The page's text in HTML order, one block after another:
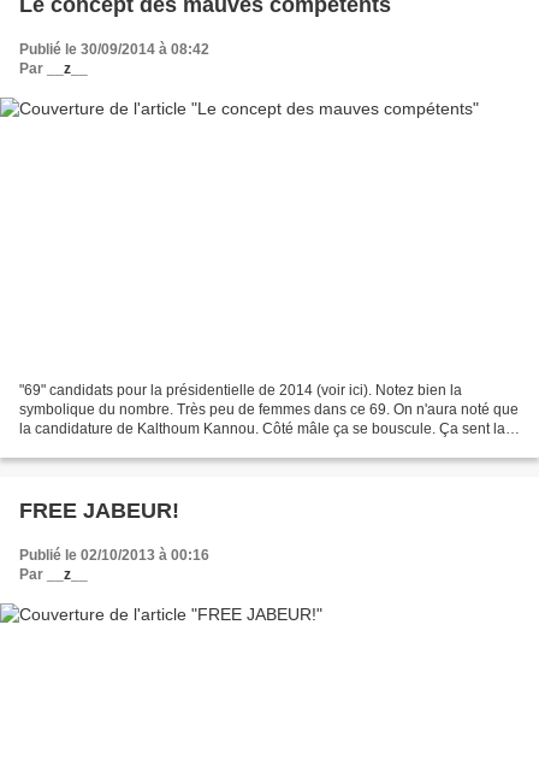
Publié le 30/09/2014 à 08:42
Par
__z__
"69" candidats pour la présidentielle de 2014 (voir ici). Notez bien la
symbolique du nombre. Très peu de femmes dans ce 69. On n'aura noté que
la candidature de Kalthoum Kannou. Côté mâle ça se bouscule. Ça sent la
FREE JABEUR!
Publié le 02/10/2013 à 00:16
Par
__z__